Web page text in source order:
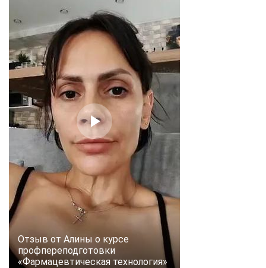
Отзыв от Алины о курсе
профпереподготовки
«Фармацевтическая технология»